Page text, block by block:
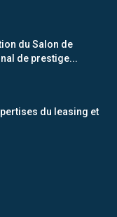
du Salon de
de prestige...
du leasing et